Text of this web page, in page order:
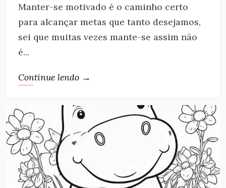
Manter-se motivado é o caminho certo
para alcançar metas que tanto desejamos,
sei que muitas vezes mante-se assim não
é...
Continue lendo →